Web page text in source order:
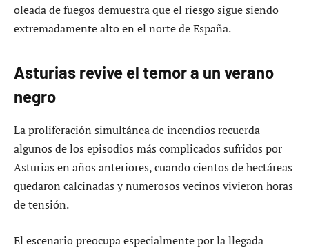
oleada de fuegos demuestra que el riesgo sigue siendo
extremadamente alto en el norte de España.
Asturias revive el temor a un verano
negro
La proliferación simultánea de incendios recuerda
algunos de los episodios más complicados sufridos por
Asturias en años anteriores, cuando cientos de hectáreas
quedaron calcinadas y numerosos vecinos vivieron horas
de tensión.
El escenario preocupa especialmente por la llegada